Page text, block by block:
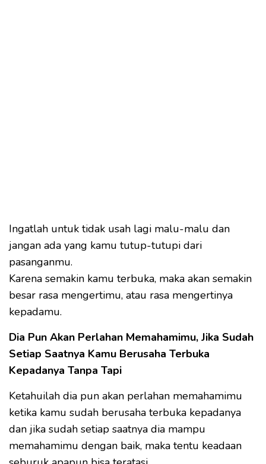
Ingatlah untuk tidak usah lagi malu-malu dan
jangan ada yang kamu tutup-tutupi dari
pasanganmu.
Karena semakin kamu terbuka, maka akan semakin
besar rasa mengertimu, atau rasa mengertinya
kepadamu.
Dia Pun Akan Perlahan Memahamimu, Jika Sudah
Setiap Saatnya Kamu Berusaha Terbuka
Kepadanya Tanpa Tapi
Ketahuilah dia pun akan perlahan memahamimu
ketika kamu sudah berusaha terbuka kepadanya
dan jika sudah setiap saatnya dia mampu
memahamimu dengan baik, maka tentu keadaan